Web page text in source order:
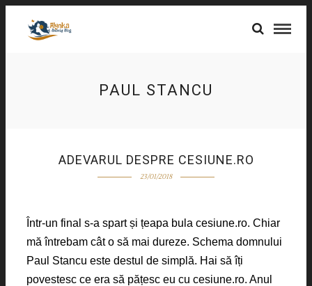
PAUL STANCU
ADEVARUL DESPRE CESIUNE.RO
23/01/2018
Într-un final s-a spart și țeapa bula cesiune.ro. Chiar
mă întrebam cât o să mai dureze. Schema domnului
Paul Stancu este destul de simplă. Hai să îți
povestesc ce era să pățesc eu cu cesiune.ro. Anul